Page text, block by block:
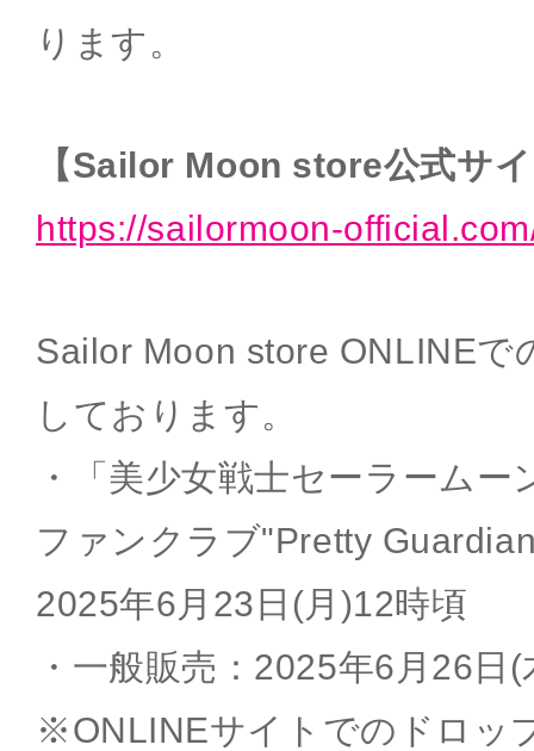
ります。
【Sailor Moon store公式サ
https://sailormoon-
Sailor Moon store ONLINEで
しております。
・「美少女戦士セーラーム
ファンクラブ"Pretty
2025年6月23日(月)12時頃
・一般販売：2025年6月26日
※ONLINEサイトでのドロッ